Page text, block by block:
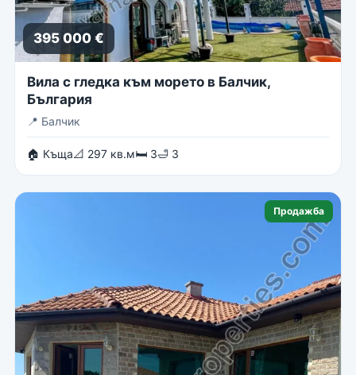
395 000 €
Вила с гледка към морето в Балчик,
България
📍 Балчик
🏠 Къща📐 297 кв.м🛏 3🛁 3
Продажба